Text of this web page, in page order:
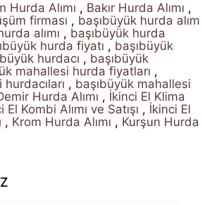
Hurda Alımı , Bakır Hurda Alımı ,
firması , başıbüyük hurda alım
alımı , başıbüyük hurda
hurda fiyatı , başıbüyük
hurdacı , başıbüyük
mahallesi hurda fiyatları ,
, başıbüyük mahallesi
Hurda Alımı , İkinci El Klima
El Kombi Alımı ve Satışı , İkinci El
, Krom Hurda Alımı , Kurşun Hurda